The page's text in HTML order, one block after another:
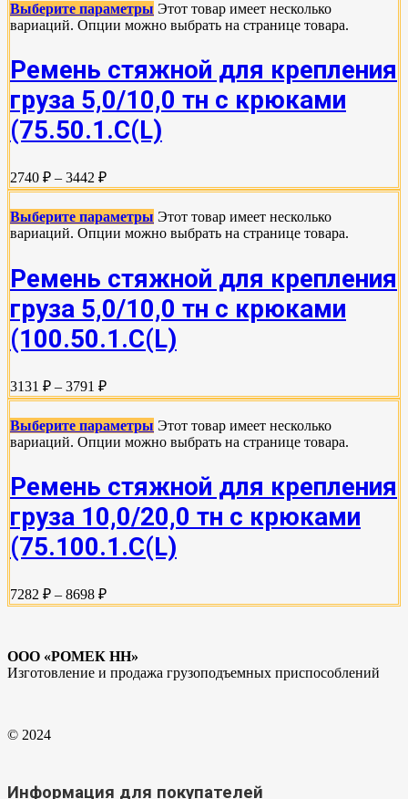
Выберите параметры Этот товар имеет несколько
вариаций. Опции можно выбрать на странице товара.
Ремень стяжной для крепления
груза 5,0/10,0 тн с крюками
(75.50.1.C(L)
2740 ₽ – 3442 ₽
Выберите параметры Этот товар имеет несколько
вариаций. Опции можно выбрать на странице товара.
Ремень стяжной для крепления
груза 5,0/10,0 тн с крюками
(100.50.1.С(L)
3131 ₽ – 3791 ₽
Выберите параметры Этот товар имеет несколько
вариаций. Опции можно выбрать на странице товара.
Ремень стяжной для крепления
груза 10,0/20,0 тн с крюками
(75.100.1.C(L)
7282 ₽ – 8698 ₽
ООО «РОМЕК НН»
Изготовление и продажа грузоподъемных приспособлений
© 2024
Информация для покупателей